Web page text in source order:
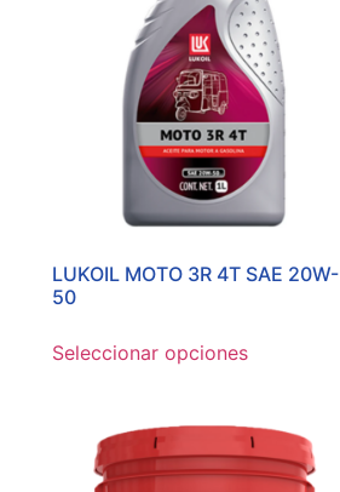
LUKOIL MOTO 3R 4T SAE 20W-
50
Seleccionar opciones